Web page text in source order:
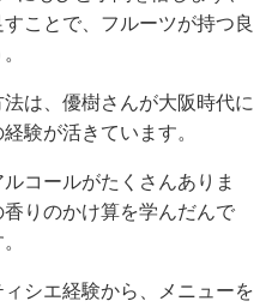
ことで、フルーツが持つ良
は、優樹さんが大阪時代に
験が活きています。
コールがたくさんありま
りのかけ算を学んだんで
シエ経験から、メニューを